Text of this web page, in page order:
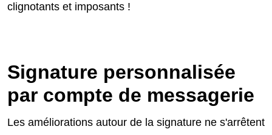
clignotants et imposants !
Signature personnalisée
par compte de messagerie
Les améliorations autour de la signature ne s'arrêtent